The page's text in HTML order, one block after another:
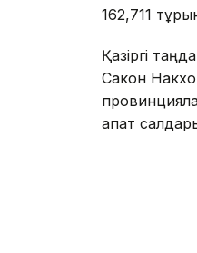
162,711
Қазіргі
Сакон
апат